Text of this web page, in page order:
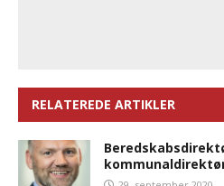
RELATEREDE ARTIKLER